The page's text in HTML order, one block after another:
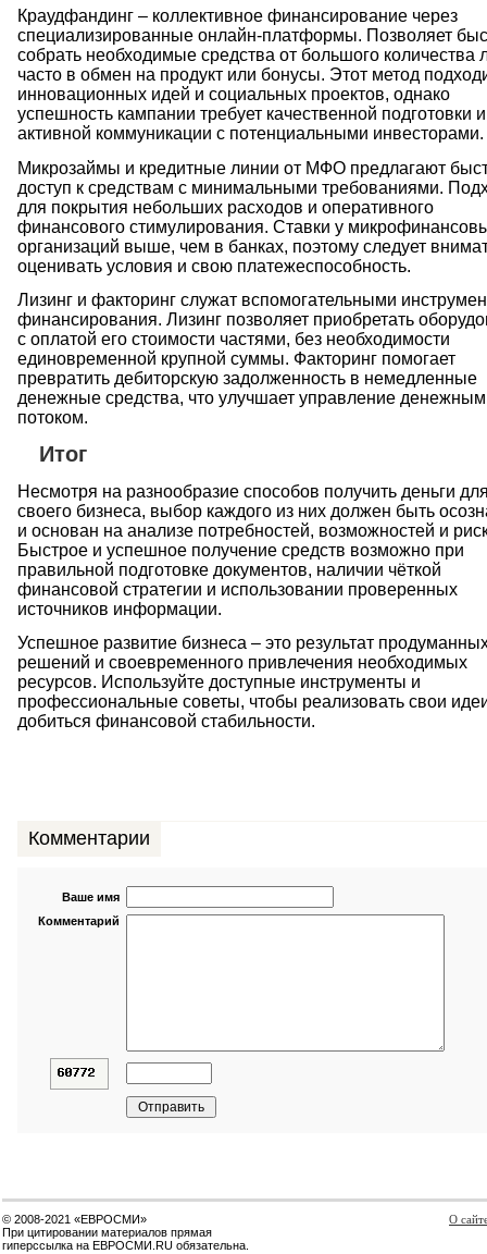
Краудфандинг – коллективное финансирование через
специализированные онлайн-платформы. Позволяет
собрать необходимые средства от большого количества
часто в обмен на продукт или бонусы. Этот метод
инновационных идей и социальных проектов, однако
успешность кампании требует качественной подготовки и
активной коммуникации с потенциальными инвесторами.
Микрозаймы и кредитные линии от МФО предлагают
доступ к средствам с минимальными требованиями.
для покрытия небольших расходов и оперативного
финансового стимулирования. Ставки у
организаций выше, чем в банках, поэтому следует
оценивать условия и свою платежеспособность.
Лизинг и факторинг служат вспомогательными
финансирования. Лизинг позволяет приобретать
с оплатой его стоимости частями, без необходимости
единовременной крупной суммы. Факторинг помогает
превратить дебиторскую задолженность в немедленные
денежные средства, что улучшает управление денежным
потоком.
Итог
Несмотря на разнообразие способов получить деньги
своего бизнеса, выбор каждого из них должен быть
и основан на анализе потребностей, возможностей и
Быстрое и успешное получение средств возможно при
правильной подготовке документов, наличии чёткой
финансовой стратегии и использовании проверенных
источников информации.
Успешное развитие бизнеса – это результат
решений и своевременного привлечения необходимых
ресурсов. Используйте доступные инструменты и
профессиональные советы, чтобы реализовать свои
добиться финансовой стабильности.
Комментарии
Ваше имя
Комментарий
© 2008-2021 «ЕВРОСМИ»
При цитировании материалов прямая
гиперссылка на ЕВРОСМИ.RU обязательна.
О